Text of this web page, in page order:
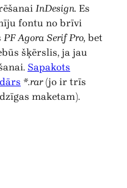
InDesign. Es
fontu no brīvi
PF Agora Serif Pro, bet
šķērslis, ja jau
Sapakots
*.rar(jo ir trīs
maketam).